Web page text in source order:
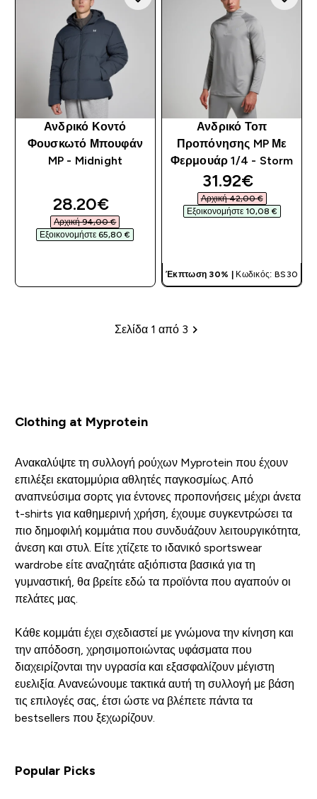
Ανδρικό Κοντό
Φουσκωτό Μπουφάν
MP - Midnight
discounted price
28.20€‎
Αρχική 94,00 €‎
Εξοικονομήστε 65,80 €‎
Ανδρικό Τοπ
Προπόνησης MP Με
Φερμουάρ 1/4 - Storm
discounted
31.92€‎
Αρχική 42,00 €‎
Εξοικονομήστε 10,08 €‎
Έκπτωση 30% | Κωδικός: BS30
Σελιδοποίηση
Σελίδα 1 από 3
Clothing at Myprotein
Ανακαλύψτε τη συλλογή ρούχων Myprotein που έχουν
επιλέξει εκατομμύρια αθλητές παγκοσμίως. Από
αναπνεύσιμα σορτς για έντονες προπονήσεις μέχρι άνετα
t-shirts για καθημερινή χρήση, έχουμε συγκεντρώσει τα
πιο δημοφιλή κομμάτια που συνδυάζουν λειτουργικότητα,
άνεση και στυλ. Είτε χτίζετε το ιδανικό sportswear
wardrobe είτε αναζητάτε αξιόπιστα βασικά για τη
γυμναστική, θα βρείτε εδώ τα προϊόντα που αγαπούν οι
πελάτες μας.
Κάθε κομμάτι έχει σχεδιαστεί με γνώμονα την κίνηση και
την απόδοση, χρησιμοποιώντας υφάσματα που
διαχειρίζονται την υγρασία και εξασφαλίζουν μέγιστη
ευελιξία. Ανανεώνουμε τακτικά αυτή τη συλλογή με βάση
τις επιλογές σας, έτσι ώστε να βλέπετε πάντα τα
bestsellers που ξεχωρίζουν.
Popular Picks